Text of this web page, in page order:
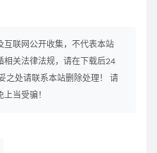
互联网公开收集，不代表本站
相关法律法规，请在下载后24
之处请联系本站删除处理！ 请
当受骗！